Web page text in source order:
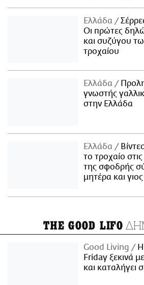
Ελλάδα
Οι πρώτες
και συζύγου
τροχαίου
Ελλάδα
γνωστής
στην Ελλάδα
Ελλάδα
το τροχαίο
της σφοδρής
μητέρα και γιος
THE GOOD LIFO
Good Living
Η
Friday ξεκινά
και καταλήγει